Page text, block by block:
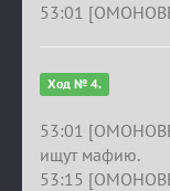
53:01
Ход № 4.
53:01
ищут мафию.
53:15